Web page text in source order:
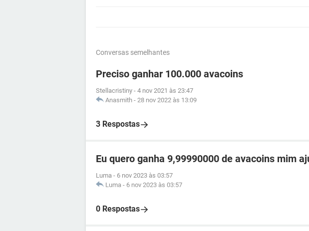
Conversas semelhantes
Preciso ganhar 100.000 avacoins
Stellacristiny - 4 nov 2021 às 23:47
Anasmith - 28 nov 2022 às 13:09
3 Respostas
Eu quero ganha 9,99990000 de avacoins mim
Luma - 6 nov 2023 às 03:57
Luma - 6 nov 2023 às 03:57
0 Respostas